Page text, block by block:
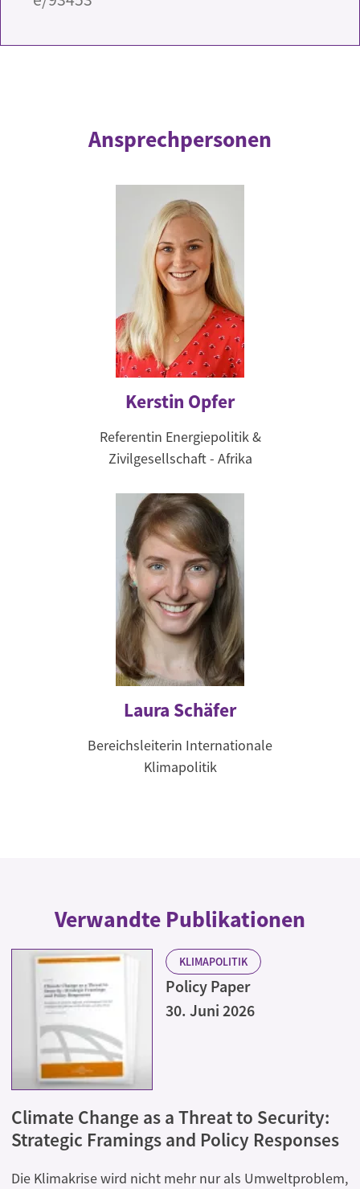
Ansprechpersonen
Kerstin Opfer
Referentin Energiepolitik &
Zivilgesellschaft - Afrika
Laura Schäfer
Bereichsleiterin Internationale
Klimapolitik
Verwandte Publikationen
KLIMAPOLITIK
Policy Paper
30. Juni 2026
Climate Change as a Threat to Security:
Strategic Framings and Policy Responses
Die Klimakrise wird nicht mehr nur als Umweltproblem,